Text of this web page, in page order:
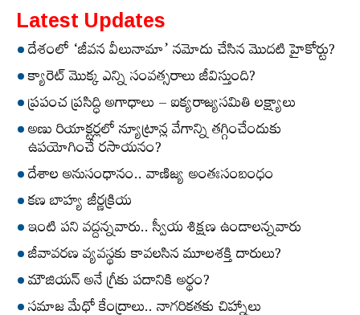
Latest Updates
దేశంలో ‘జీవన వీలునామా’ నమోదు చేసిన మొదటి హైకోర్టు?
క్యారెట్‌ మొక్క ఎన్ని సంవత్సరాలు జీవిస్తుంది?
ప్రపంచ ప్రసిద్ధి అగాధాలు – ఐక్యరాజ్యసమితి లక్ష్యాలు
అణు రియాక్టర్లలో న్యూట్రాన్ల వేగాన్ని తగ్గించేందుకు
ఉపయోగించే రసాయనం?
దేశాల అనుసంధానం.. వాణిజ్య అంతఃసంబంధం
కణ బాహ్య జీర్ణక్రియ
ఇంటి పని వద్దన్నవారు.. స్వీయ శిక్షణ ఉండాలన్నవారు
జీవావరణ వ్యవస్థకు కావలసిన మూలశక్తి దారులు?
మౌజియన్‌ అనే గ్రీకు పదానికి అర్థం?